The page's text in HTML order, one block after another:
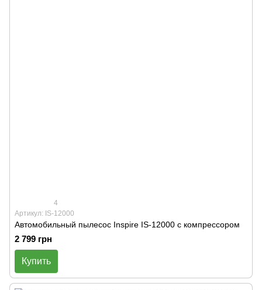
4
Артикул: IS-12000
Автомобильный пылесос Inspire IS-12000 с компрессором
2 799 грн
Купить